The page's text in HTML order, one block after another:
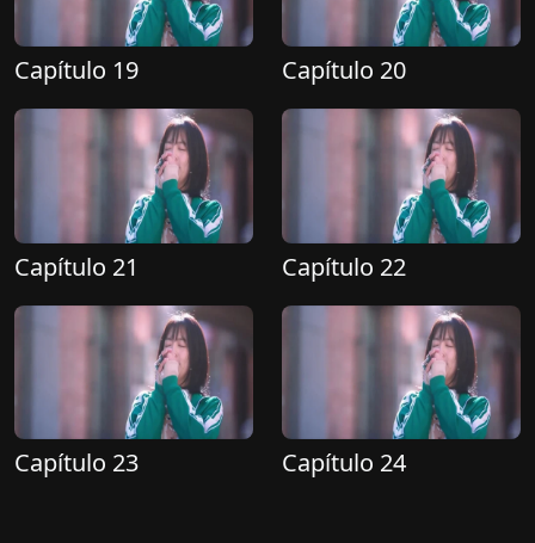
Capítulo 19 Capítulo 20
Capítulo 21 Capítulo 22
Capítulo 23 Capítulo 24